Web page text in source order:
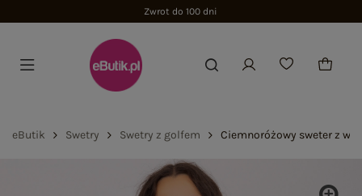
Zwrot do 100 dni
eButik Swetry Swetry z golfem Ciemnoróżowy sweter z